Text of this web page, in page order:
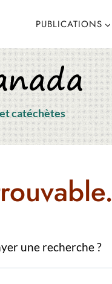
PUBLICATIONS
catéchètes
une recherche ?